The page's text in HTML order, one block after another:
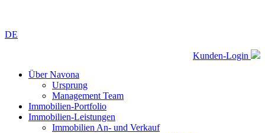
DE
Kunden-Login
Über Navona
Ursprung
Management Team
Immobilien-Portfolio
Immobilien-Leistungen
Immobilien An- und Verkauf